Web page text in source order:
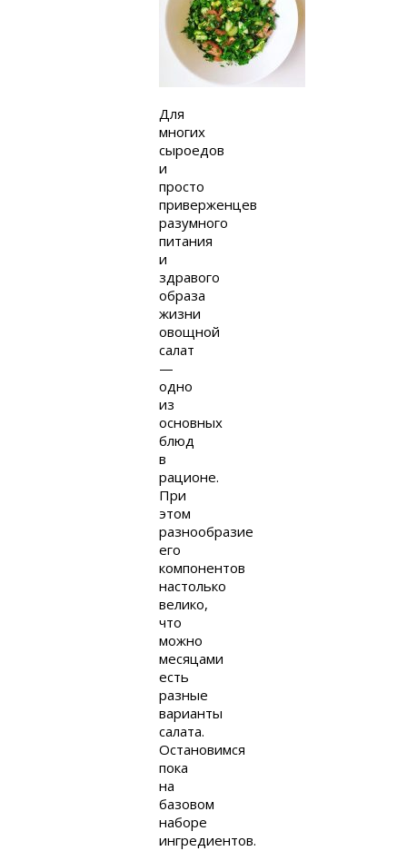
Для
многих
сыроедов
и
просто
приверженцев
разумного
питания
и
здравого
образа
жизни
овощной
салат
—
одно
из
основных
блюд
в
рационе.
При
этом
разнообразие
его
компонентов
настолько
велико,
что
можно
месяцами
есть
разные
варианты
салата.
Остановимся
пока
на
базовом
наборе
ингредиентов.